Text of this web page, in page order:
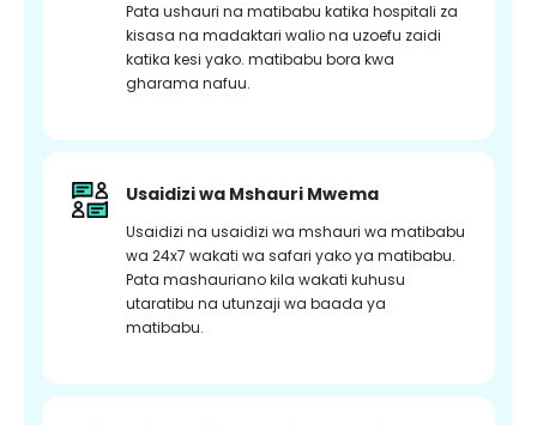
Pata ushauri na matibabu katika hospitali za
kisasa na madaktari walio na uzoefu zaidi
katika kesi yako. matibabu bora kwa
gharama nafuu.
Usaidizi wa Mshauri Mwema
Usaidizi na usaidizi wa mshauri wa matibabu
wa 24x7 wakati wa safari yako ya matibabu.
Pata mashauriano kila wakati kuhusu
utaratibu na utunzaji wa baada ya
matibabu.